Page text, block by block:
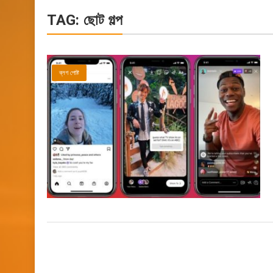
TAG: ছোট গল্প
ব্লগ পোষ্ট